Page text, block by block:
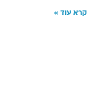
קרא עוד »